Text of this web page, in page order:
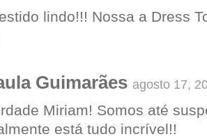
lindo!!! Nossa a Dress
Guimarães agosto 17,
Miriam! Somos até
está tudo incrível!!